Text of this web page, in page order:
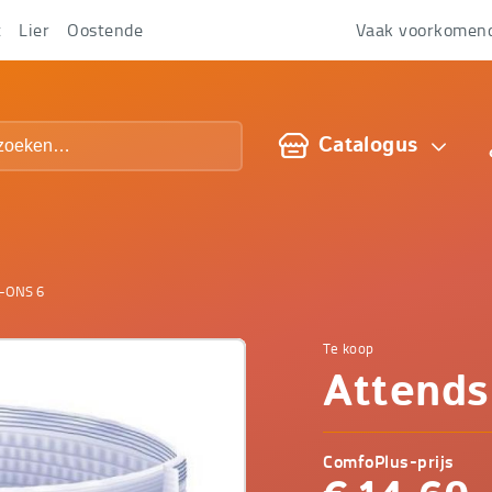
6
-
Te koop
Attends
ComfoPlus-prijs
Lier Oostende
Over
Vaak
Catalogus